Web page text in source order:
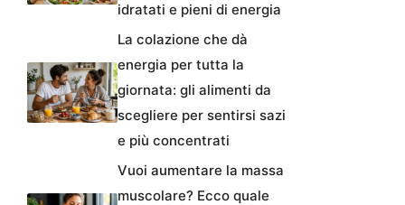
idratati e pieni di energia
La colazione che dà
energia per tutta la
giornata: gli alimenti da
scegliere per sentirsi sazi
e più concentrati
Vuoi aumentare la massa
muscolare? Ecco quale